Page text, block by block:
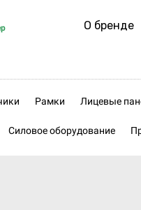
О бренде
Рамки Лицевые
Силовое оборудование